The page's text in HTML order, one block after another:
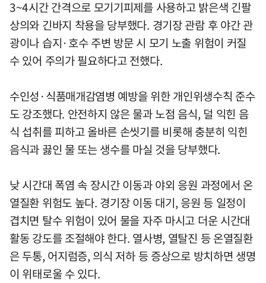
3~4시간 간격으로 모기기피제를 사용하고 밝은색 긴팔
상의와 긴바지 착용을 당부했다. 경기장 관람 후 야간 관
광이나 습지·호수 주변 방문 시 모기 노출 위험이 커질
수 있어 주의가 필요하다고 전했다.
수인성·식품매개감염병 예방을 위한 개인위생수칙 준수
도 강조했다. 안전하지 않은 물과 노점 음식, 덜 익힌 음
식 섭취를 피하고 올바른 손씻기를 비롯해 충분히 익힌
음식과 끓인 물 또는 생수를 마실 것을 당부했다.
낮 시간대 폭염 속 장시간 이동과 야외 응원 과정에서 온
열질환 위험도 높다. 경기장 이동 대기, 응원 등 일정이
겹치면 탈수 위험이 있어 물을 자주 마시고 더운 시간대
활동 강도를 조절해야 한다. 열사병, 열탈진 등 온열질환
은 두통, 어지럼증, 의식 저하 등 증상으로 방치하면 생명
이 위태로울 수 있다.